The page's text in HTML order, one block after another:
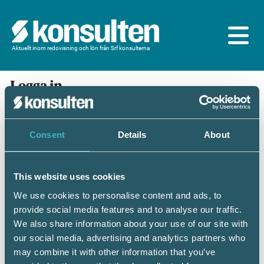
Consent Details About
This website uses cookies
We use cookies to personalise content and ads, to
provide social media features and to analyse our traffic.
We also share information about your use of our site with
our social media, advertising and analytics partners who
may combine it with other information that you’ve
Aktuellt inom redovisning och lön från Srf konsulterna
Logga in
En prenumeration ingår för dig som är
medlem/ansluten till Srf konsulterna. Du loggar in
med BankID eller samma lösenord som du har på
Mobilt BankID
Personnummer(ÅÅÅÅMMDDNNNN)